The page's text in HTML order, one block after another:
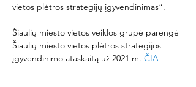
vietos plėtros strategijų įgyvendinimas“.
Šiaulių miesto vietos veiklos grupė parengė
Šiaulių miesto vietos plėtros strategijos
įgyvendinimo ataskaitą už 2021 m. ČIA